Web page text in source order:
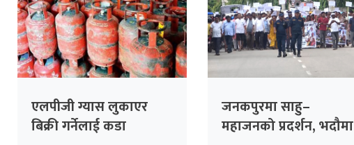
एलपीजी ग्यास लुकाएर
बिक्री गर्नेलाई कडा
जनकपुरमा साहु–
महाजनको प्रदर्शन, भदौमा